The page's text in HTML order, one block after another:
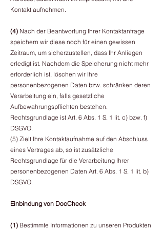
Kontakt aufnehmen.
(4) Nach der Beantwortung Ihrer Kontaktanfrage
speichern wir diese noch für einen gewissen
Zeitraum, um sicherzustellen, dass Ihr Anliegen
erledigt ist. Nachdem die Speicherung nicht mehr
erforderlich ist, löschen wir Ihre
personenbezogenen Daten bzw. schränken deren
Verarbeitung ein, falls gesetzliche
Aufbewahrungspflichten bestehen.
Rechtsgrundlage ist Art. 6 Abs. 1 S. 1 lit. c) bzw. f)
DSGVO.
(5) Zielt Ihre Kontaktaufnahme auf den Abschluss
eines Vertrages ab, so ist zusätzliche
Rechtsgrundlage für die Verarbeitung Ihrer
personenbezogenen Daten Art. 6 Abs. 1 S. 1 lit. b)
DSGVO.
Einbindung von DocCheck
(1) Bestimmte Informationen zu unseren Produkten